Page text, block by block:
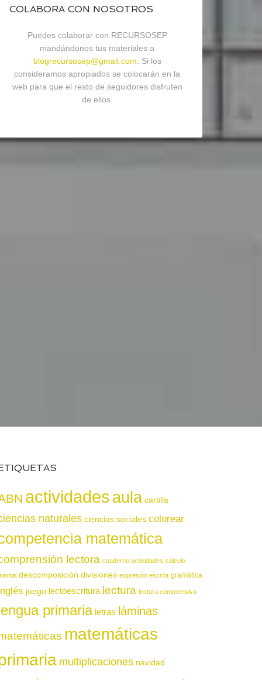
COLABORA CON NOSOTROS
Puedes colaborar con RECURSOSEP
mandándonos tus materiales a
blogrecursosep@gmail.com . Si los
consideramos apropiados se colocarán en la
web para que el resto de seguidores disfruten
de ellos.
actividadesaula cartilla
naturales ciencias sociales colorear
matemática
lectora cuaderno actividades cálculo
descomposición divisiones expresión escrita gramática
juego lectoescritura lectura lectura comprensiva
primaria letras láminas
matemáticas
multiplicaciones navidad